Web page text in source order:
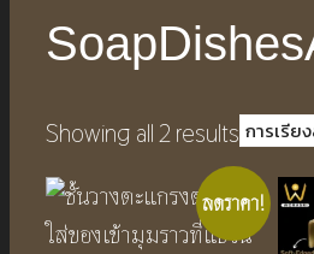
Showing all 2 results
ลดราคา!